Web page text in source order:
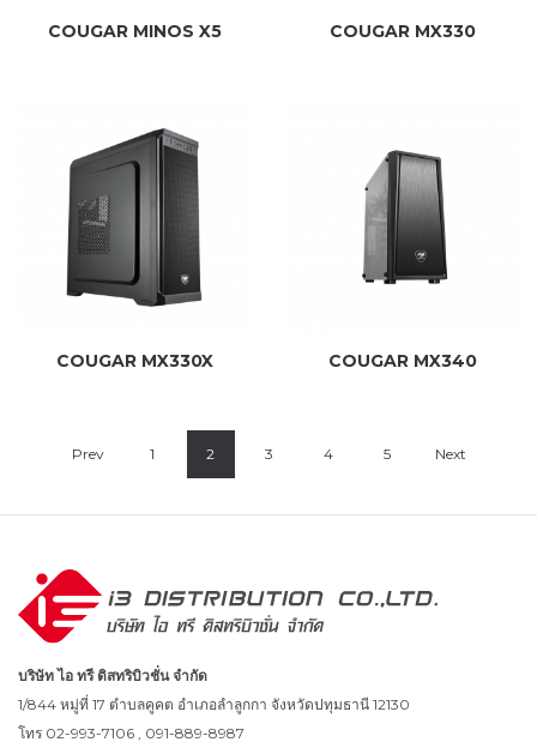
COUGAR MINOS X5 COUGAR MX330
COUGAR MX330X COUGAR MX340
Prev 1 2 3 4 5 Next
บริษัท ไอ ทรี ดิสทริบิวชั่น จำกัด
1/844 หมู่ที่ 17 ตำบลคูคต อำเภอลำลูกกา จังหวัดปทุมธานี 12130
โทร 02-993-7106 , 091-889-8987